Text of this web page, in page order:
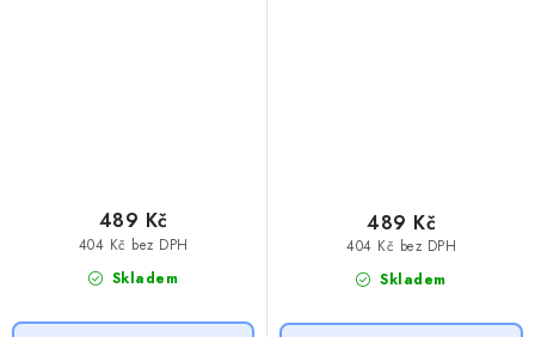
Skladem
404 Kč bez DPH
489 Kč
Skladem
404 Kč bez DPH
489 Kč